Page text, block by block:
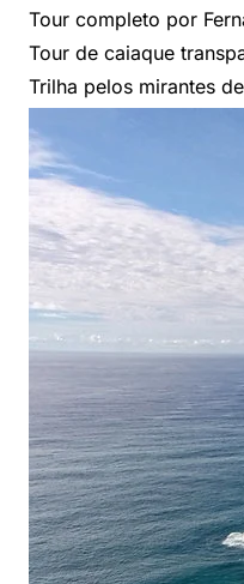
Tour completo por
Tour de caiaque
Trilha pelos mirantes